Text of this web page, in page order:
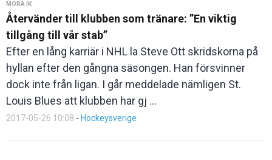
MORA IK
Återvänder till klubben som tränare: ”En viktig
tillgång till vår stab”
Efter en lång karriär i NHL la Steve Ott skridskorna på
hyllan efter den gångna säsongen. Han försvinner
dock inte från ligan. I går meddelade nämligen St.
Louis Blues att klubben har gj ...
2017-05-26 10:08 - Hockeysverige